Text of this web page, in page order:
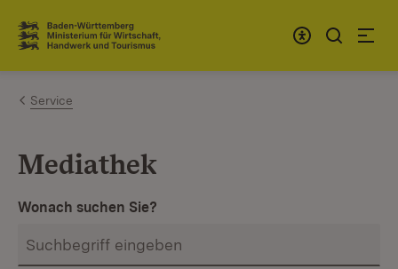
Zum Inhalt springen
Link zur Startseite
Service
Mediathek
Wonach suchen Sie?